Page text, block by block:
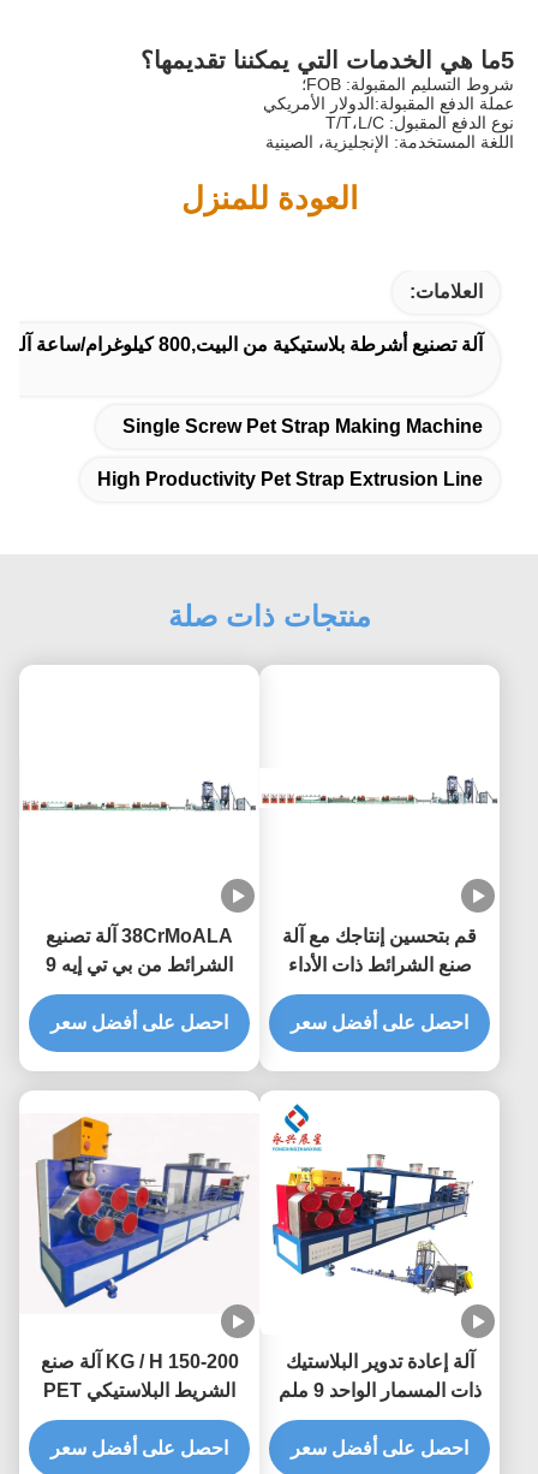
5ما هي الخدمات التي يمكننا تقديمها؟
شروط التسليم المقبولة: FOB؛
عملة الدفع المقبولة:الدولار الأمريكي
نوع الدفع المقبول: T/T،L/C
اللغة المستخدمة: الإنجليزية، الصينية
العودة للمنزل
العلامات:
آلة تصنيع أشرطة بلاستيكية من البيت,800 كيلوغرام/ساعة آلة لصنع أشرطة بلاستيكية,خط إنتاجية عالية للخيط الحيوانات الأليفة
Single Screw Pet Strap Making Machine
High Productivity Pet Strap Extrusion Line
منتجات ذات صلة
قم بتحسين إنتاجك مع آلة
صنع الشرائط ذات الأداء
العالي
احصل على أفضل سعر
38CrMoALA آلة تصنيع
الشرائط من بي تي إيه 9
ملم آلة تصنيع الشرائط
احصل على أفضل سعر
آلة إعادة تدوير البلاستيك
ذات المسمار الواحد 9 ملم
خط إخراج الشريط PET
احصل على أفضل سعر
150-200 KG / H آلة صنع
الشريط البلاستيكي PET
0.4-1.5mm
احصل على أفضل سعر